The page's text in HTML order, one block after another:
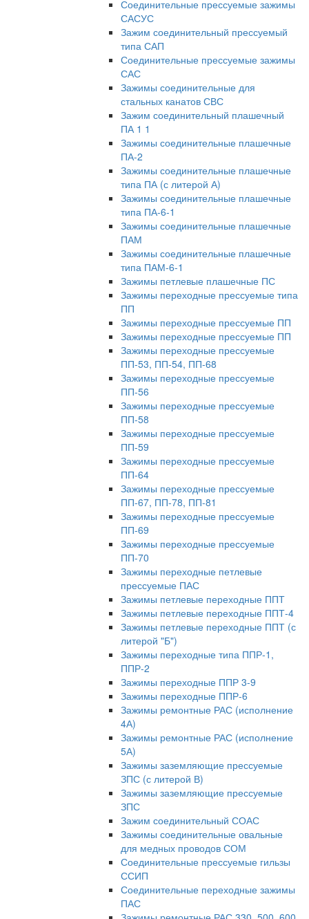
Соединительные прессуемые зажимы
САСУС
Зажим соединительный прессуемый
типа САП
Соединительные прессуемые зажимы
САС
Зажимы соединительные для
стальных канатов СВС
Зажим соединительный плашечный
ПА 1 1
Зажимы соединительные плашечные
ПА-2
Зажимы соединительные плашечные
типа ПА (с литерой А)
Зажимы соединительные плашечные
типа ПА-6-1
Зажимы соединительные плашечные
ПАМ
Зажимы соединительные плашечные
типа ПАМ-6-1
Зажимы петлевые плашечные ПС
Зажимы переходные прессуемые типа
ПП
Зажимы переходные прессуемые ПП
Зажимы переходные прессуемые ПП
Зажимы переходные прессуемые
ПП-53, ПП-54, ПП-68
Зажимы переходные прессуемые
ПП-56
Зажимы переходные прессуемые
ПП-58
Зажимы переходные прессуемые
ПП-59
Зажимы переходные прессуемые
ПП-64
Зажимы переходные прессуемые
ПП-67, ПП-78, ПП-81
Зажимы переходные прессуемые
ПП-69
Зажимы переходные прессуемые
ПП-70
Зажимы переходные петлевые
прессуемые ПАС
Зажимы петлевые переходные ППТ
Зажимы петлевые переходные ППТ-4
Зажимы петлевые переходные ППТ (с
литерой "Б")
Зажимы переходные типа ППР-1,
ППР-2
Зажимы переходные ППР 3-9
Зажимы переходные ППР-6
Зажимы ремонтные РАС (исполнение
4А)
Зажимы ремонтные РАС (исполнение
5А)
Зажимы заземляющие прессуемые
ЗПС (с литерой В)
Зажимы заземляющие прессуемые
ЗПС
Зажим соединительный СОАС
Зажимы соединительные овальные
для медных проводов СОМ
Соединительные прессуемые гильзы
ССИП
Соединительные переходные зажимы
ПАС